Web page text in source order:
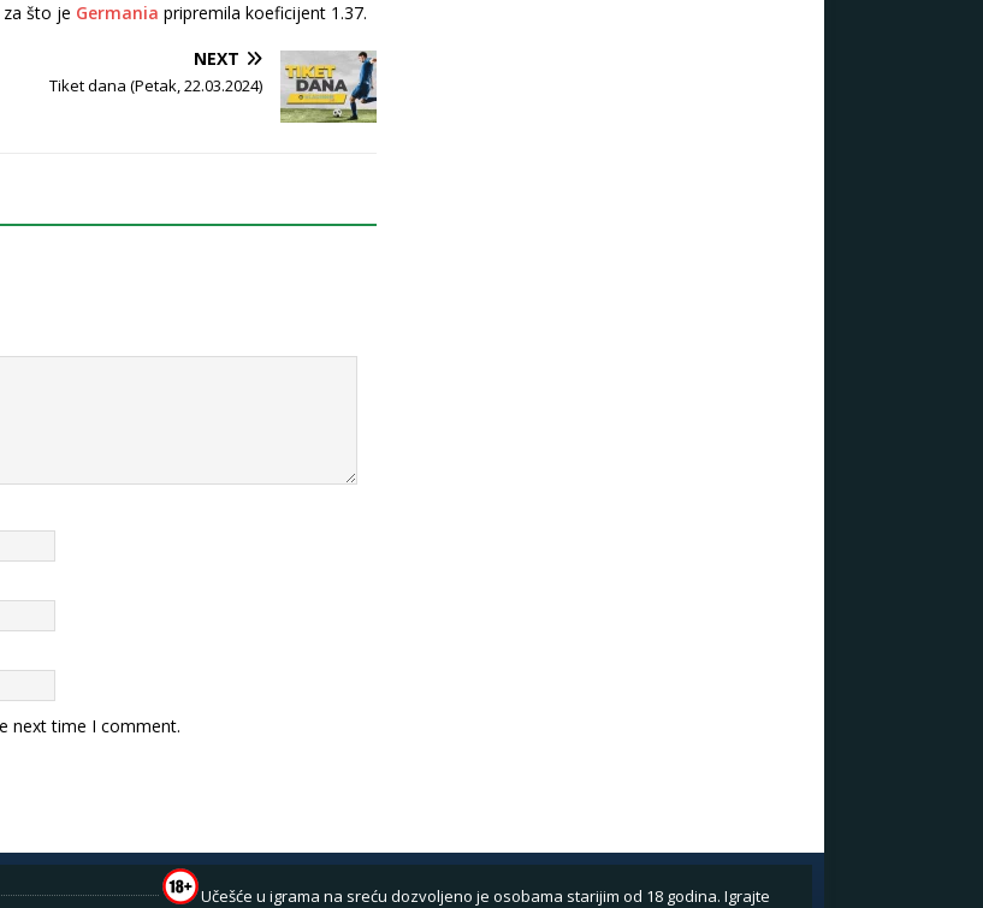
za što je Germania pripremila koeficijent 1.37.
NEXT
Tiket dana (Petak, 22.03.2024)
next time I comment.
Učešće u igrama na sreću dozvoljeno je osobama starijim od 18 godina. Igrajte